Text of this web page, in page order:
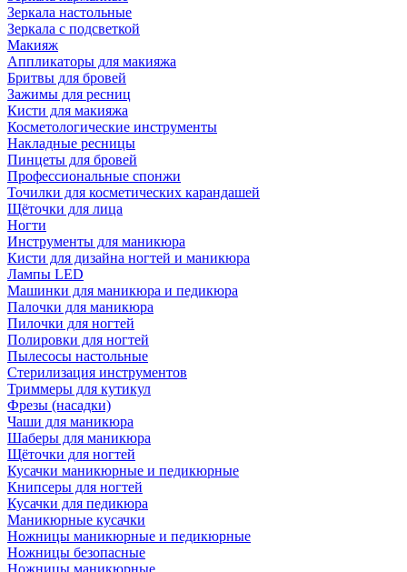
Зеркала настольные
Зеркала с подсветкой
Макияж
Аппликаторы для макияжа
Бритвы для бровей
Зажимы для ресниц
Кисти для макияжа
Косметологические инструменты
Накладные ресницы
Пинцеты для бровей
Профессиональные спонжи
Точилки для косметических карандашей
Щёточки для лица
Ногти
Инструменты для маникюра
Кисти для дизайна ногтей и маникюра
Лампы LED
Машинки для маникюра и педикюра
Палочки для маникюра
Пилочки для ногтей
Полировки для ногтей
Пылесосы настольные
Стерилизация инструментов
Триммеры для кутикул
Фрезы (насадки)
Чаши для маникюра
Шаберы для маникюра
Щёточки для ногтей
Кусачки маникюрные и педикюрные
Книпсеры для ногтей
Кусачки для педикюра
Маникюрные кусачки
Ножницы маникюрные и педикюрные
Ножницы безопасные
Ножницы маникюрные